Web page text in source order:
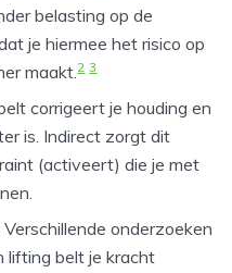
belasting op de
je hiermee het risico op
maakt.2 3
corrigeert je houding en
is. Indirect zorgt dit
(activeert) die je met
Verschillende onderzoeken
lifting belt je kracht